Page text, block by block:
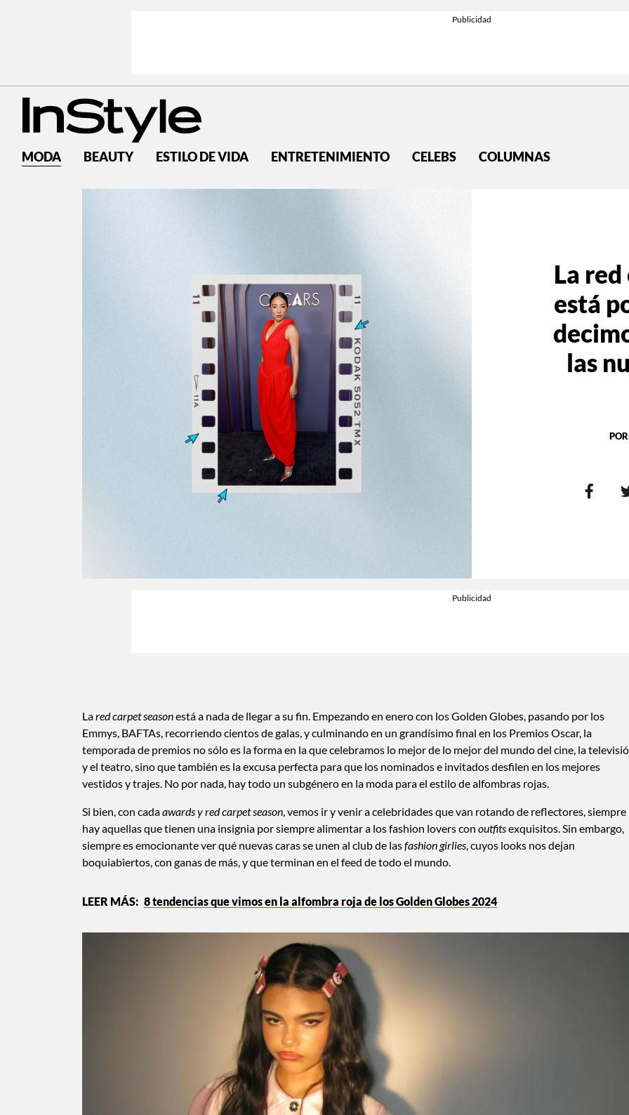
MODA BEAUTY ESTILO DE VIDA ENTRETENIMIENTO CELEBS COLUMNAS
La
está
las
Lared carpet seasonestá a nada de llegar a su fin. Empezando en enero con los Golden Globes, pasando por los
Emmys, BAFTAs, recorriendo cientos de galas, y culminando en un grandísimo final en los Premios Oscar, la
temporada de premios no sólo es la forma en la que celebramos lo mejor de lo mejor del mundo del cine, la
y el teatro, sino que también es la excusa perfecta para que los nominados e invitados desfilen en los mejores
vestidos y trajes. No por nada, hay todo un subgénero en la moda para el estilo de alfombras rojas.
Si bien, con cadaawards y red carpet season , vemos ir y venir a celebridades que van rotando de reflectores, siempre
hay aquellas que tienen una insignia por siempre alimentar a los fashion lovers con outfitsexquisitos. Sin embargo,
siempre es emocionante ver qué nuevas caras se unen al club de lasfashion girlies , cuyos looks nos dejan
boquiabiertos, con ganas de más, y que terminan en el feed de todo el mundo.
8 tendencias que vimos en la alfombra roja de los Golden Globes 2024